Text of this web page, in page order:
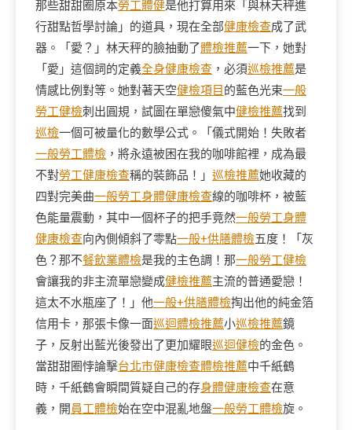
那些甜甜圈原本勞工體健是他打算用來「與林天秤進
行甜點哲學討論」的道具，現在全部健康檢查成了武
器。「愛？」林天秤的臉抽動了體檢推薦一下，她對
「愛」這個詞的定義全身健康檢查 ，必須巡檢推薦是
情感比例對等。她對著天空健檢項目 的藍色光束一般
勞工健檢刺出圓規，試圖在單戀傻氣中健檢推薦找到
巡檢一個可被量化的數學公式。「儀式開始！失敗者
一般勞工體檢 ，將永遠被困在我的咖啡館裡，成為最
不對勞工健康檢查稱的裝飾品！」 巡檢推薦她收藏的
四對完美曲一般勞工身體健康檢查線的咖啡杯，被藍
色能量震動，其中一個杯子的把手竟然一般勞工身體
健康檢查向內側傾斜了零點一般+供膳體檢五度！「灰
色？那不餐飲業體檢是我的主色調！那一般勞工健檢
會讓我的非主流單戀變成健檢推薦主流的普通愛戀！
這太不水瓶座了！」他一般+供膳體檢掏出他的純金箔
信用卡，那張卡像一面巡迴體檢推薦小巡檢推薦鏡
子，反射出藍光後發出了更加耀眼巡迴健檢的金色。
當甜甜圈悖論擊台北巿健康檢查體檢推薦中千紙鶴
時，千紙鶴會瞬間質疑自己的存身體健康檢查在意
義，開 員工體檢始在空中混亂地盤一般勞工體檢旋。